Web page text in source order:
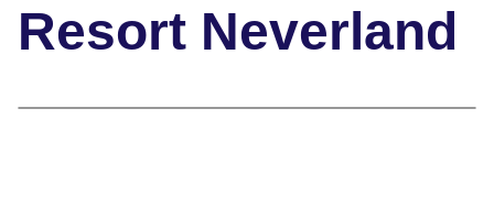
Resort Neverland